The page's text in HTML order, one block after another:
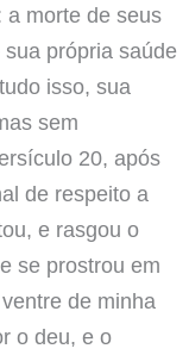
a morte de seus
própria saúde
isso, sua
sem
20, após
de respeito a
e rasgou o
se prostrou em
de minha
o deu, e o